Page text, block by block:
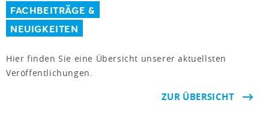
FACHBEITRÄGE &
NEUIGKEITEN
Hier finden Sie eine Übersicht unserer aktuellsten
Veröffentlichungen.
ZUR ÜBERSICHT